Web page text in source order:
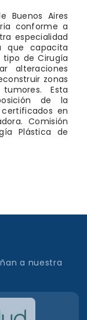
Buenos Aires
conforme a
especialidad
capacita
de Cirugía
alteraciones
zonas
Esta
de la
en
Comisión
Plástica de
a nuestra